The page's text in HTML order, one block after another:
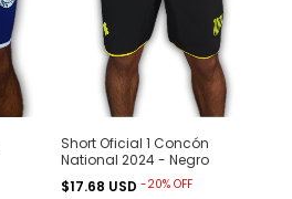
Short Oficial 1 Concón
National 2024 - Negro
$17.68 USD -20% OFF